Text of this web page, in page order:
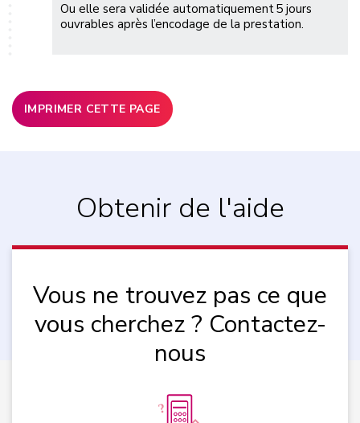
Ou elle sera validée automatiquement 5 jours
ouvrables après l’encodage de la prestation.
IMPRIMER CETTE PAGE
Obtenir de l'aide
Vous ne trouvez pas ce que
vous cherchez ? Contactez-
nous